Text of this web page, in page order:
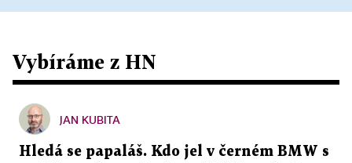
Vybíráme z HN
JAN KUBITA
Hledá se papaláš. Kdo jel v černém BMW s